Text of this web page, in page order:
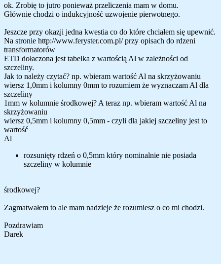
ok. Zrobię to jutro ponieważ przeliczenia mam w domu.
Głównie chodzi o indukcyjność uzwojenie pierwotnego.
Jeszcze przy okazji jedna kwestia co do które chciałem się upewnić.
Na stronie http://www.feryster.com.pl/ przy opisach do rdzeni
transformatorów
ETD dołaczona jest tabelka z wartością Al w zależności od
szczeliny.
Jak to należy czytać? np. wbieram wartość Al na skrzyżowaniu
wiersz 1,0mm i kolumny 0mm to rozumiem że wyznaczam Al dla
szczeliny
1mm w kolumnie środkowej? A teraz np. wbieram wartość Al na
skrzyżowaniu
wiersz 0,5mm i kolumny 0,5mm - czyli dla jakiej szczeliny jest to
wartość
Al
rozsunięty rdzeń o 0,5mm który nominalnie nie posiada
szczeliny w kolumnie
środkowej?
Zagmatwałem to ale mam nadzieje że rozumiesz o co mi chodzi.
Pozdrawiam
Darek